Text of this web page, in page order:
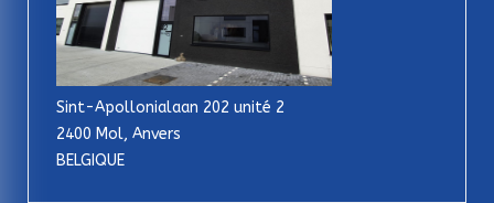
Sint-Apollonialaan 202 unité 2
2400 Mol, Anvers
BELGIQUE